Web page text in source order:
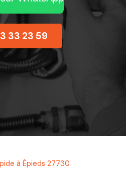
33 23 59
à Épieds 27730